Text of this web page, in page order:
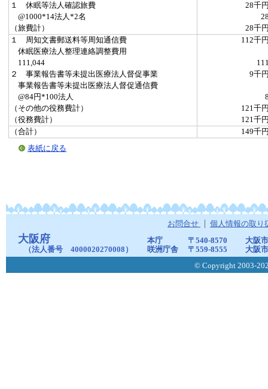
１ 休眠等法人確認旅費
28千
@1000*14法人*2名
（旅費計）
28千
１ 周知文書郵送料等周知通信費
112千
休眠医療法人整理連絡調整費用
111,044
２ 事業報告書等未提出医療法人督促事業
9千
事業報告書等未提出医療法人督促通信費
@84円*100法人
（その他の役務費計）
121千
（役務費計）
121千
（合計）
149千
表紙に戻る
お問合せ 個人情報の取り
大阪府
（法人番号 4000020270008）
本庁 〒540-8570
大阪
咲洲庁舎
〒559-8555
大阪
© Copyright 2003-